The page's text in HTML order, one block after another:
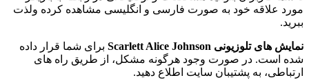
مورد علاقه خود به صورت فارسی و انگلیسی مشاهده کرده ولذت
ببرید.
نمایش های تلوزیونی Scarlett Alice Johnson
برای شما قرار داده
شده است. در صورت وجود هرگونه مشکل، از طریق راه های
ارتباطی، به پشتیبان سایت اطلاع دهید.